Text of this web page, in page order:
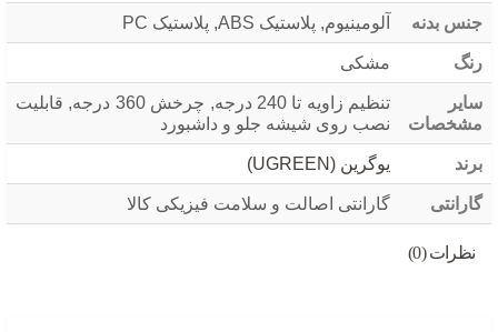
جنس بدنه آلومینیوم, پلاستیک ABS, پلاستیک PC
رنگ مشکی
سایر
مشخصات
تنظیم زاویه تا 240 درجه, چرخش 360 درجه, قابلیت
نصب روی شیشه جلو و داشبورد
برند یوگرین (UGREEN)
گارانتی گارانتی اصالت و سلامت فیزیکی کالا
نظرات (0)